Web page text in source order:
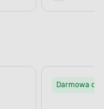
Darmowa